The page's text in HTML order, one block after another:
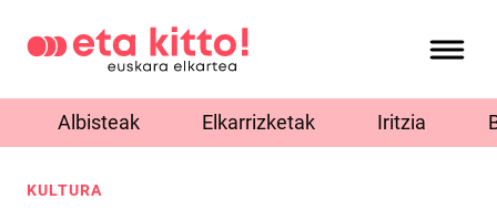
Albisteak Elkarrizketak Iritzia
KULTURA